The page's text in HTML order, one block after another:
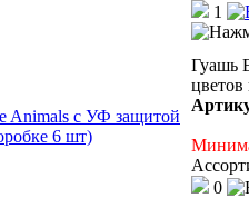
1
Гуашь
0